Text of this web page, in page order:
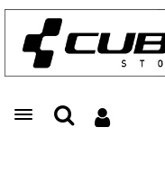
Toggle navigation